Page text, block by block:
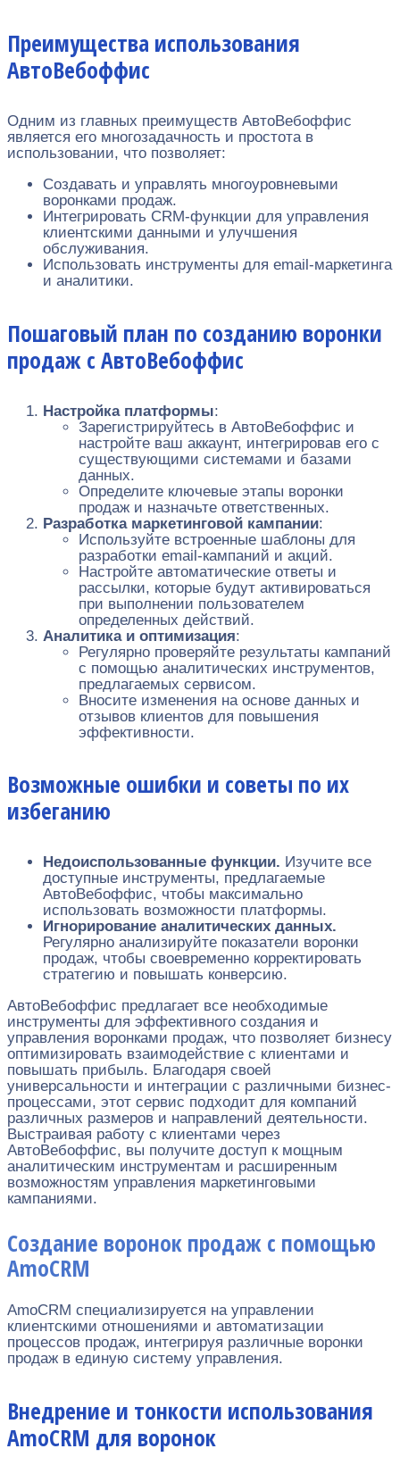
Преимущества использования
АвтоВебоффис
Одним из главных преимуществ АвтоВебоффис
является его многозадачность и простота в
использовании, что позволяет:
Создавать и управлять многоуровневыми
воронками продаж.
Интегрировать CRM-функции для управления
клиентскими данными и улучшения
обслуживания.
Использовать инструменты для email-маркетинга
и аналитики.
Пошаговый план по созданию воронки
продаж с АвтоВебоффис
Настройка платформы:
Зарегистрируйтесь в АвтоВебоффис и
настройте ваш аккаунт, интегрировав его с
существующими системами и базами
данных.
Определите ключевые этапы воронки
продаж и назначьте ответственных.
Разработка маркетинговой кампании:
Используйте встроенные шаблоны для
разработки email-кампаний и акций.
Настройте автоматические ответы и
рассылки, которые будут активироваться
при выполнении пользователем
определенных действий.
Аналитика и оптимизация:
Регулярно проверяйте результаты кампаний
с помощью аналитических инструментов,
предлагаемых сервисом.
Вносите изменения на основе данных и
отзывов клиентов для повышения
эффективности.
Возможные ошибки и советы по их
избеганию
Недоиспользованные функции. Изучите все
доступные инструменты, предлагаемые
АвтоВебоффис, чтобы максимально
использовать возможности платформы.
Игнорирование аналитических данных.
Регулярно анализируйте показатели воронки
продаж, чтобы своевременно корректировать
стратегию и повышать конверсию.
АвтоВебоффис предлагает все необходимые
инструменты для эффективного создания и
управления воронками продаж, что позволяет бизнесу
оптимизировать взаимодействие с клиентами и
повышать прибыль. Благодаря своей
универсальности и интеграции с различными бизнес-
процессами, этот сервис подходит для компаний
различных размеров и направлений деятельности.
Выстраивая работу с клиентами через
АвтоВебоффис, вы получите доступ к мощным
аналитическим инструментам и расширенным
возможностям управления маркетинговыми
кампаниями.
Создание воронок продаж с помощью
AmoCRM
AmoCRM специализируется на управлении
клиентскими отношениями и автоматизации
процессов продаж, интегрируя различные воронки
продаж в единую систему управления.
Внедрение и тонкости использования
AmoCRM для воронок